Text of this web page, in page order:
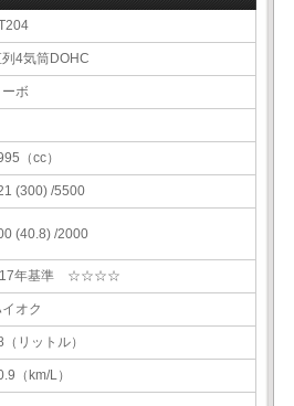
4気筒DOHC
ボ
（cc）
(300) /5500
(40.8) /2000
年基準 ☆☆☆☆
オク
（リットル）
（km/L）